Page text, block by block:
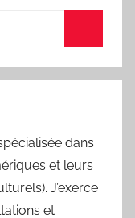
dans
et leurs
J’exerce
et